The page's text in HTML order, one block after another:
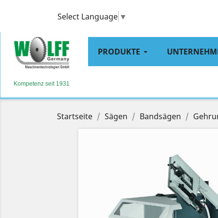
Select Language ▼
Kompetenz seit 1931
PRODUKTE
Startseite Sägen Bandsägen